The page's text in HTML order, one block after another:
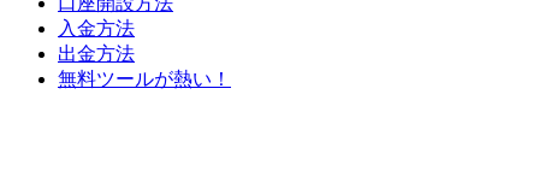
入金方法
出金方法
無料ツールが熱い！